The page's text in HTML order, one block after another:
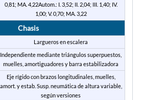
0,81; MA. 4,22Autom.: I. 3,52; II. 2,04; III. 1,40; IV.
1,00; V. 0,70; MA. 3,22
Chasis
Largueros en escalera
Independiente mediante triángulos superpuestos,
muelles, amortiguadores y barra estabilizadora
Eje rígido con brazos longitudinales, muelles,
amort. y estab. Susp. neumática de altura variable,
según versiones